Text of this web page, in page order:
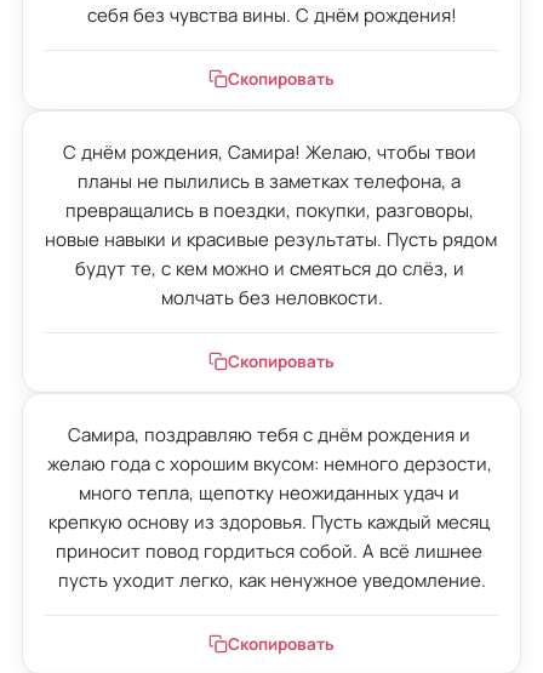
себя без чувства вины. С днём рождения!
Скопировать
С днём рождения, Самира! Желаю, чтобы твои
планы не пылились в заметках телефона, а
превращались в поездки, покупки, разговоры,
новые навыки и красивые результаты. Пусть рядом
будут те, с кем можно и смеяться до слёз, и
молчать без неловкости.
Скопировать
Самира, поздравляю тебя с днём рождения и
желаю года с хорошим вкусом: немного дерзости,
много тепла, щепотку неожиданных удач и
крепкую основу из здоровья. Пусть каждый месяц
приносит повод гордиться собой. А всё лишнее
пусть уходит легко, как ненужное уведомление.
Скопировать